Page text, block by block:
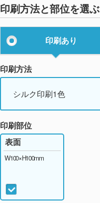
印刷方法と部位を選ぶ
印刷あり
印刷方法
シルク印刷1色
印刷部位
表面
W100×H100mm